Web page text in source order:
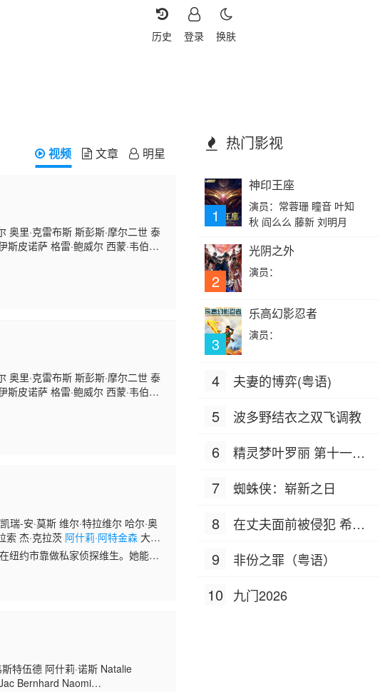
换肤
登录
历史
视频 文章 明星
奥里·克雷布斯 斯彭斯·摩尔二世 泰
斯皮诺萨 格雷·鲍威尔 西蒙·韦伯斯
福克
奥里·克雷布斯 斯彭斯·摩尔二世 泰
斯皮诺萨 格雷·鲍威尔 西蒙·韦伯斯
福克
瑞-安·莫斯 维尔·特拉维尔 哈尔·奥
索 杰·克拉茨 阿什莉·阿特金森 大卫·
纽约市靠做私家侦探维生。她能力
特伍德 阿什莉·诺斯 Natalie
Bernhard Naomi
热门影视
1
神印王座
演员：常蓉珊 瞳音 叶知
秋 阎么么 藤新 刘明月
2
光阴之外
演员：
3
乐高幻影忍者
演员：
4 夫妻的博弈(粤语)
5 波多野结衣之双飞调教
6
精灵梦叶罗丽 第十一季
7 蜘蛛侠：崭新之日
8
在丈夫面前被侵犯 希岛
9 非份之罪（粤语）
10 九门2026